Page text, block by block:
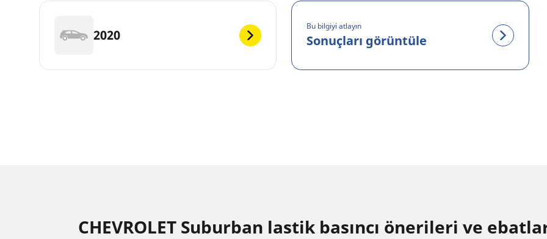
2020
Bu bilgiyi atlayın
Sonuçları görüntüle
CHEVROLET Suburban lastik basıncı öneri̇leri̇ ve